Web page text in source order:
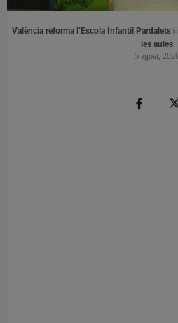
València reforma l’Escola Infantil Pardalets
les aules
5 agost,